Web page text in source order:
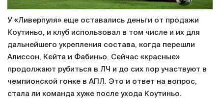
У «Ливерпуля» еще оставались деньги от продажи
Коутиньо, и клуб использовал в том числе и их для
дальнейшего укрепления состава, когда перешли
Алиссон, Кейта и Фабиньо. Сейчас «красные»
продолжают рубиться в ЛЧ и до сих пор участвуют в
чемпионской гонке в АПЛ. Это и ответ на вопрос,
стала ли команда хуже после ухода Коутиньо.